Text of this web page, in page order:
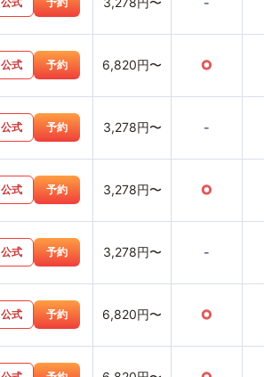
公式 予約 6,820円〜 ○
公式 予約 3,278円〜 -
公式 予約 3,278円〜 ○
公式 予約 3,278円〜 -
公式 予約 6,820円〜 ○